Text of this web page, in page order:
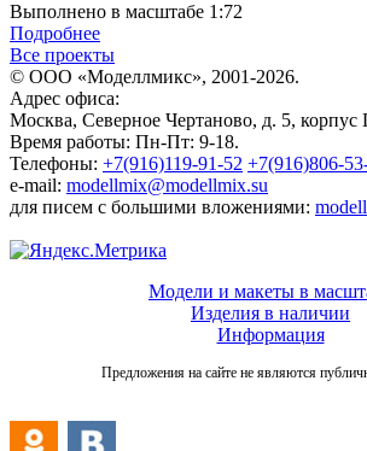
Выполнено в масштабе 1:72
Подробнее
Все проекты
© ООО «Моделлмикс», 2001-2026.
Адрес офиса:
Москва, Северное Чертаново, д. 5, корпус
Время работы: Пн-Пт: 9-18.
Телефоны: +7(916)119-91-52 +7(916)806-
e-mail: modellmix@modellmix.su
для писем с большими вложениями:
Модели и макеты в
Изделия в наличии
Информация
Предложения на сайте не являются